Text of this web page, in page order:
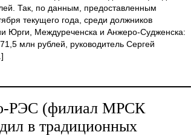
Так, по данным, предоставленным
текущего года, среди должников
Юрги, Междуреченска и Анжеро-Судженска:
млн рублей, руководитель Сергей
РЭС (филиал МРСК
в традиционных